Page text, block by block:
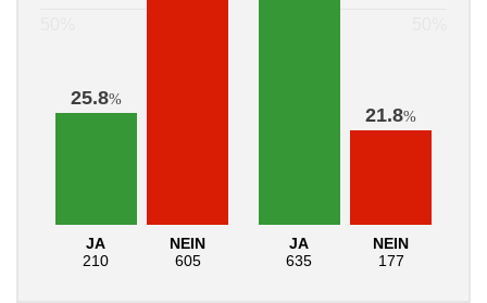
25.8%
JA
210
NEIN
605
JA
635
21.8%
NEIN
177